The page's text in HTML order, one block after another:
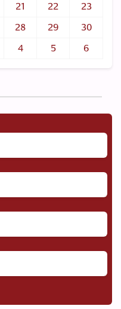
21 22
23
28 29
30
4 5 6